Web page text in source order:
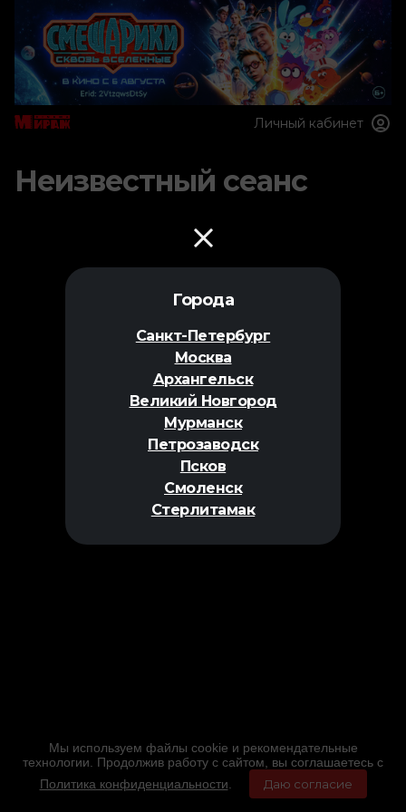
Города
Санкт-Петербург
Москва
Архангельск
Великий Новгород
Мурманск
Петрозаводск
Псков
Смоленск
Стерлитамак
Личный кабинет
Неизвестный сеанс
Мы используем файлы cookie и рекомендательные
технологии. Продолжив работу с сайтом, вы соглашаетесь с
Политика конфиденциальности
Даю согласие